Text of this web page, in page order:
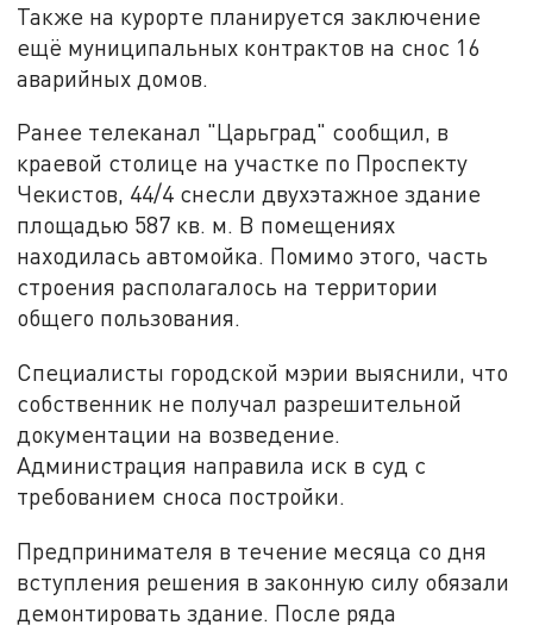
Также на курорте планируется заключение
ещё муниципальных контрактов на снос 16
аварийных домов.
Ранее телеканал "Царьград" сообщил, в
краевой столице на участке по Проспекту
Чекистов, 44/4 снесли двухэтажное здание
площадью 587 кв. м. В помещениях
находилась автомойка. Помимо этого, часть
строения располагалось на территории
общего пользования.
Специалисты городской мэрии выяснили, что
собственник не получал разрешительной
документации на возведение.
Администрация направила иск в суд с
требованием сноса постройки.
Предпринимателя в течение месяца со дня
вступления решения в законную силу обязали
демонтировать здание. После ряда